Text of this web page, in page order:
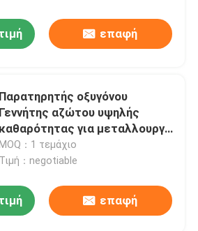
επαφή
Παρατηρητής οξυγόνου
Γεννήτης αζώτου υψηλής
καθαρότητας για μεταλλουργία
：1 τεμάχιο
Τιμή：negotiable
επαφή